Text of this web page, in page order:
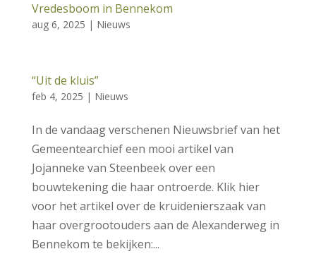
Vredesboom in Bennekom
aug 6, 2025 | Nieuws
“Uit de kluis”
feb 4, 2025 | Nieuws
In de vandaag verschenen Nieuwsbrief van het
Gemeentearchief een mooi artikel van
Jojanneke van Steenbeek over een
bouwtekening die haar ontroerde. Klik hier
voor het artikel over de kruidenierszaak van
haar overgrootouders aan de Alexanderweg in
Bennekom te bekijken:...